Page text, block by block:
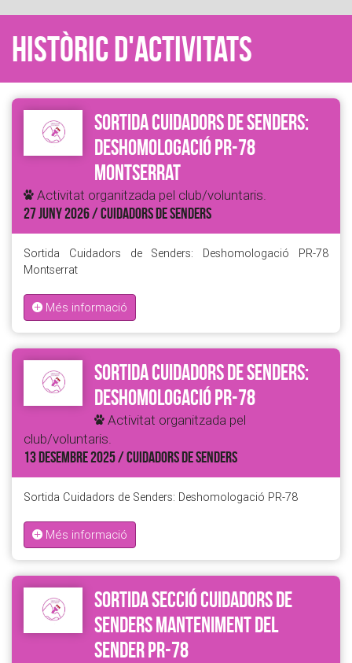
Històric d'activitats
Sortida Cuidadors de Senders:
Deshomologació PR-78
Montserrat
Activitat organitzada pel club/voluntaris.
27 JUNY 2026 / CUIDADORS DE SENDERS
Sortida Cuidadors de Senders: Deshomologació PR-78
Montserrat
Més informació
Sortida Cuidadors de Senders:
Deshomologació PR-78
Activitat organitzada pel
club/voluntaris.
13 DESEMBRE 2025 / CUIDADORS DE SENDERS
Sortida Cuidadors de Senders: Deshomologació PR-78
Més informació
Sortida secció Cuidadors de
Senders Manteniment del
Sender PR-78